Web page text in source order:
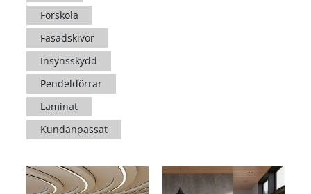
Förskola
Fasadskivor
Insynsskydd
Pendeldörrar
Laminat
Kundanpassat